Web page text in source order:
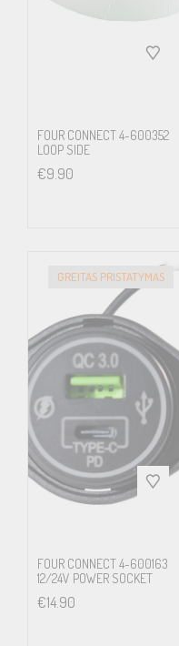
FOUR CONNECT 4-600352
LOOP SIDE
€9.90
GREITAS PRISTATYMAS
FOUR CONNECT 4-600163
12/24V POWER SOCKET
€14.90